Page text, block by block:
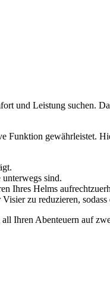
und Leistung suchen.
Funktion gewährleistet.
sind.
Ihres Helms
zu reduzieren,
Ihren Abenteuern auf